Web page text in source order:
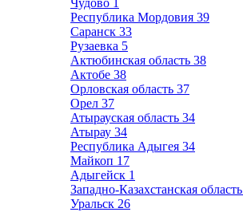
Чудово 1
Республика Мордовия 39
Саранск 33
Рузаевка 5
Актюбинская область 38
Актобе 38
Орловская область 37
Орел 37
Атырауская область 34
Атырау 34
Республика Адыгея 34
Майкоп 17
Адыгейск 1
Западно-Казахстанская область
Уральск 26